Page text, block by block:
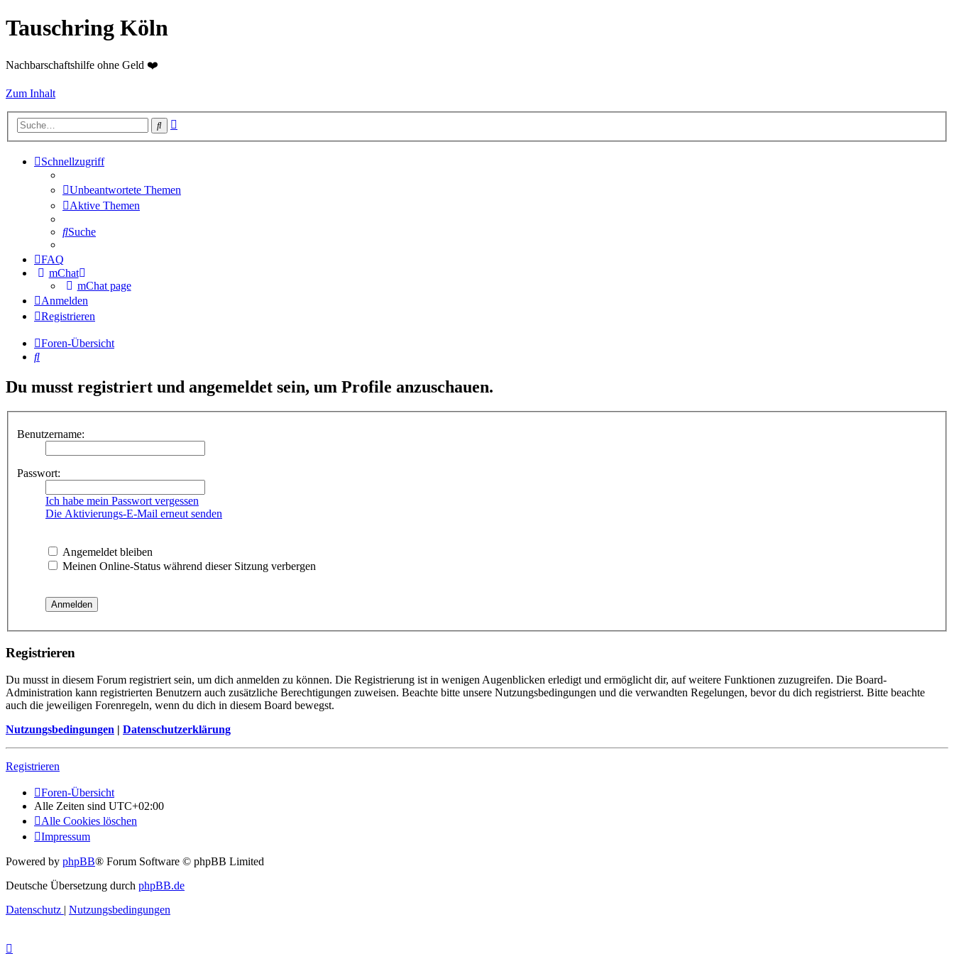
Tauschring Köln
Nachbarschaftshilfe ohne Geld ❤️
Zum Inhalt
Suche
Schnellzugriff
Unbeantwortete Themen
Aktive Themen
Suche
FAQ
mChat
mChat page
Anmelden
Registrieren
Foren-Übersicht
Suche
Du musst registriert und angemeldet sein, um Profile anzuschauen.
Benutzername:
Passwort:
Ich habe mein Passwort vergessen
Die Aktivierungs-E-Mail erneut senden
Angemeldet bleiben
Meinen Online-Status während dieser Sitzung verbergen
Registrieren
Du musst in diesem Forum registriert sein, um dich anmelden zu können. Die Registrierung ist in wenigen Augenblicken erledigt und ermöglicht dir, auf weitere Funktionen zuzugreifen. Die Board-
Administration kann registrierten Benutzern auch zusätzliche Berechtigungen zuweisen. Beachte bitte unsere Nutzungsbedingungen und die verwandten Regelungen, bevor du dich registrierst. Bitte beachte
auch die jeweiligen Forenregeln, wenn du dich in diesem Board bewegst.
Nutzungsbedingungen | Datenschutzerklärung
Registrieren
Foren-Übersicht
Alle Zeiten sind UTC+02:00
Alle Cookies löschen
Impressum
Powered by phpBB® Forum Software © phpBB Limited
Deutsche Übersetzung durch phpBB.de
Datenschutz | Nutzungsbedingungen